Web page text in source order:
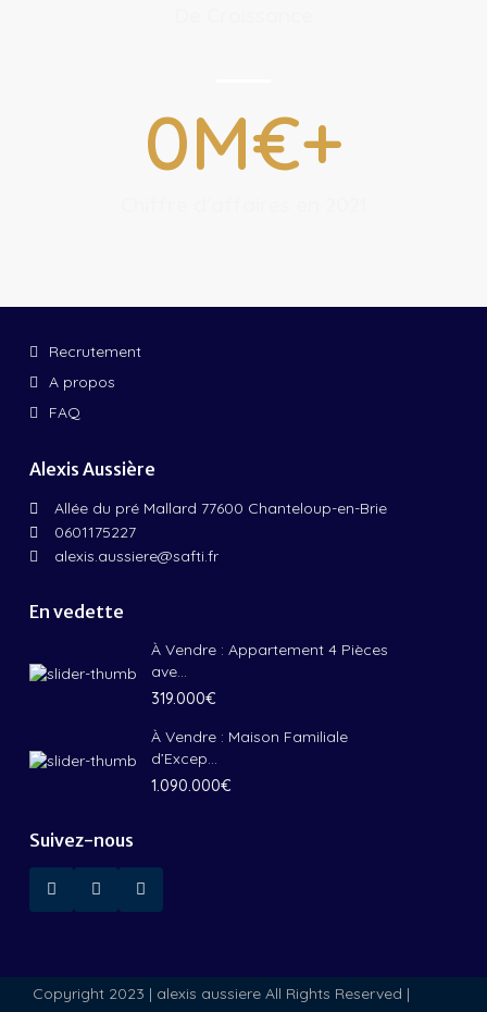
0M€+
Recrutement
A propos
FAQ
Alexis Aussière
Allée du pré Mallard 77600 Chanteloup-en-Brie
0601175227
alexis.aussiere@safti.fr
En vedette
À Vendre : Appartement 4 Pièces
ave...
319.000€
À Vendre : Maison Familiale
d’Excep...
1.090.000€
Suivez-nous
Copyright 2023 | alexis aussiere All Rights Reserved |